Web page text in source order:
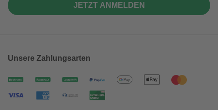
JETZT ANMELDEN
Unsere Zahlungsarten